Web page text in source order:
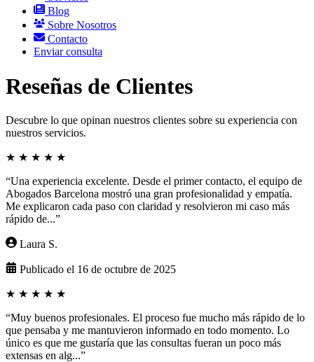
Blog
Sobre Nosotros
Contacto
Enviar consulta
Reseñas de Clientes
Descubre lo que opinan nuestros clientes sobre su experiencia con
nuestros servicios.
★ ★ ★ ★ ★
“Una experiencia excelente. Desde el primer contacto, el equipo de
Abogados Barcelona mostró una gran profesionalidad y empatía.
Me explicaron cada paso con claridad y resolvieron mi caso más
rápido de...”
Laura S.
Publicado el 16 de octubre de 2025
★ ★ ★ ★ ★
“Muy buenos profesionales. El proceso fue mucho más rápido de lo
que pensaba y me mantuvieron informado en todo momento. Lo
único es que me gustaría que las consultas fueran un poco más
extensas en alg...”